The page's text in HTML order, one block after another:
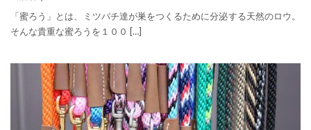
「蜜ろう」とは、ミツバチ達が巣をつくるために分泌する天然のロウ。
そんな貴重な蜜ろうを１００ […]